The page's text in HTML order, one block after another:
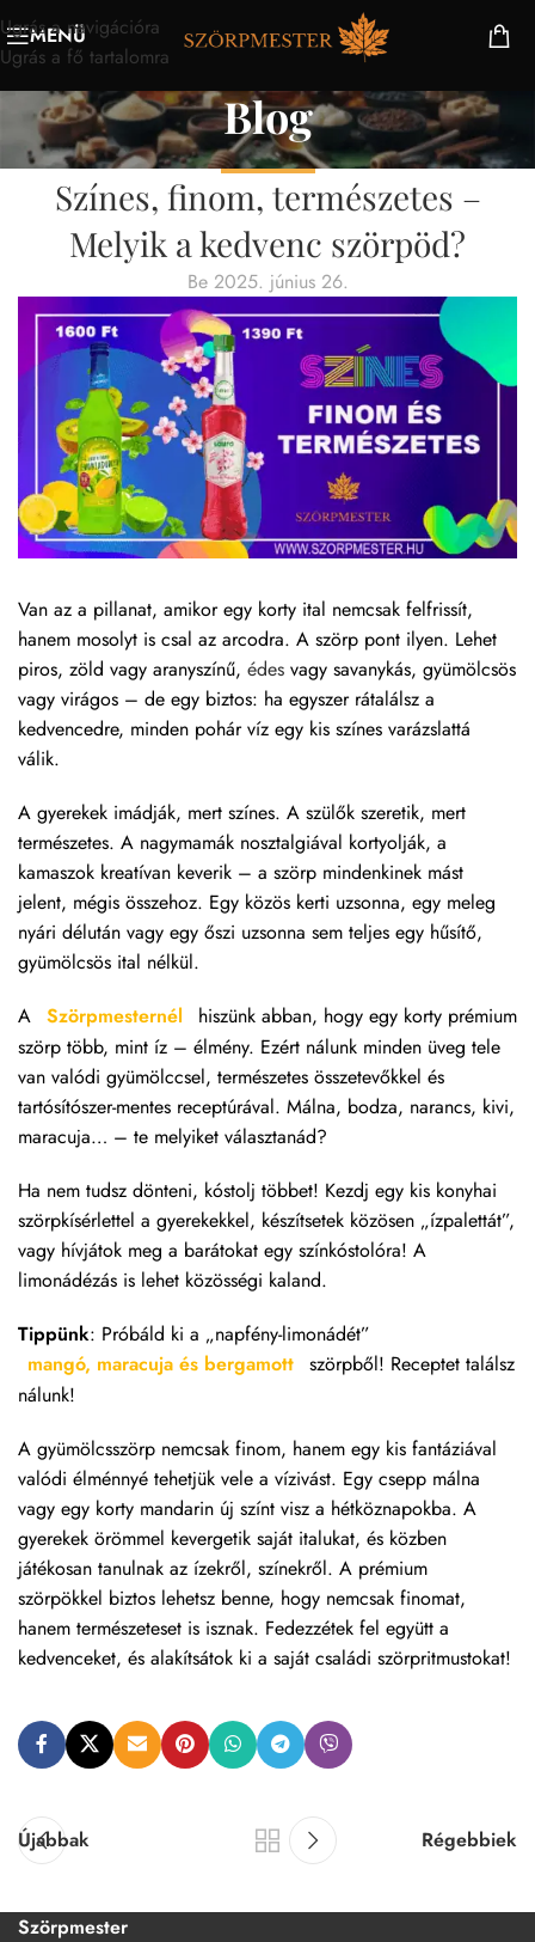
Ugrás a navigációra
Ugrás a fő tartalomra
MENÜ
Blog
SZÖRPVILÁG
Színes, finom, természetes –
Melyik a kedvenc szörpöd?
Be 2025. június 26.
Van az a pillanat, amikor egy korty ital nemcsak felfrissít,
hanem mosolyt is csal az arcodra. A szörp pont ilyen. Lehet
piros, zöld vagy aranyszínű, édes vagy savanykás, gyümölcsös
vagy virágos – de egy biztos: ha egyszer rátalálsz a
kedvencedre, minden pohár víz egy kis színes varázslattá
válik.
A gyerekek imádják, mert színes. A szülők szeretik, mert
természetes. A nagymamák nosztalgiával kortyolják, a
kamaszok kreatívan keverik – a szörp mindenkinek mást
jelent, mégis összehoz. Egy közös kerti uzsonna, egy meleg
nyári délután vagy egy őszi uzsonna sem teljes egy hűsítő,
gyümölcsös ital nélkül.
A Szörpmesternél
hiszünk abban, hogy egy korty prémium
szörp több, mint íz – élmény. Ezért nálunk minden üveg tele
van valódi gyümölccsel, természetes összetevőkkel és
tartósítószer-mentes receptúrával. Málna, bodza, narancs, kivi,
maracuja… – te melyiket választanád?
Ha nem tudsz dönteni, kóstolj többet! Kezdj egy kis konyhai
szörpkísérlettel a gyerekekkel, készítsetek közösen „ízpalettát”,
vagy hívjátok meg a barátokat egy színkóstolóra! A
limonádézás is lehet közösségi kaland.
Tippünk: Próbáld ki a „napfény-limonádét”
mangó, maracuja és bergamott szörpből! Receptet találsz
nálunk!
A gyümölcsszörp nemcsak finom, hanem egy kis fantáziával
valódi élménnyé tehetjük vele a vízivást. Egy csepp málna
vagy egy korty mandarin új színt visz a hétköznapokba. A
gyerekek örömmel kevergetik saját italukat, és közben
játékosan tanulnak az ízekről, színekről. A prémium
szörpökkel biztos lehetsz benne, hogy nemcsak finomat,
hanem természeteset is isznak. Fedezzétek fel együtt a
kedvenceket, és alakítsátok ki a saját családi szörpritmustokat!
Újabbak Régebbiek
Szörpmester